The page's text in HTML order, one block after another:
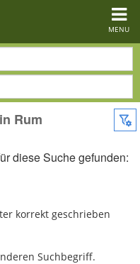
MENU
Rum
diese Suche gefunden:
korrekt geschrieben
Suchbegriff.